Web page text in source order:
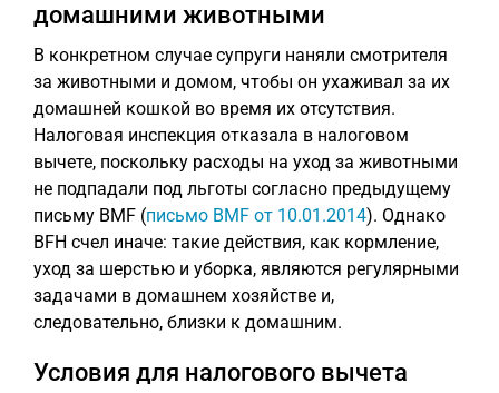
домашними животными
В конкретном случае супруги наняли смотрителя
за животными и домом, чтобы он ухаживал за их
домашней кошкой во время их отсутствия.
Налоговая инспекция отказала в налоговом
вычете, поскольку расходы на уход за животными
не подпадали под льготы согласно предыдущему
письму BMF (письмо BMF от 10.01.2014). Однако
BFH счел иначе: такие действия, как кормление,
уход за шерстью и уборка, являются регулярными
задачами в домашнем хозяйстве и,
следовательно, близки к домашним.
Условия для налогового вычета